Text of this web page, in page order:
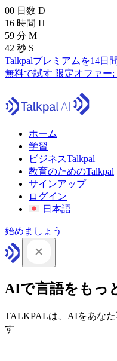
00 日数 D
16 時間 H
59 分 M
41 秒 S
Talkpalプレミアムを14日
無料で試す 限定オファー:
ホーム
学習
ビジネスTalkpal
教育のためのTalkpal
サインアップ
ログイン
日本語
始めましょう
AIで言語をもっ
TALKPALは、AIをあな
す